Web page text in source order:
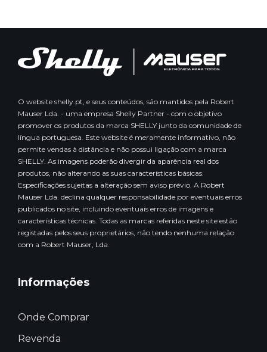
O website shelly.pt, e seus conteúdos, são mantidos pela Robert
Mauser Lda. - uma empresa Shelly Partner - com o objetivo
promover os produtos da marca SHELLY junto da comunidade de
língua portuguesa. Este website é meramente informativo, não
permite vendas à distância e não possui ligação com a marca
SHELLY. As imagens poderão divergir da aparência real dos
produtos, não alterando as suas características básicas.
Especificações sujeitas a alteração sem aviso prévio. A Robert
Mauser Lda. declina qualquer responsabilidade por eventuais erros
publicados no site, incluindo eventuais erros de imagens e
características técnicas. Todas as marcas referidas neste site estão
registadas pelos seus proprietários, não tendo nenhuma relação
com a Robert Mauser, Lda.
Informações
Onde Comprar
Revenda